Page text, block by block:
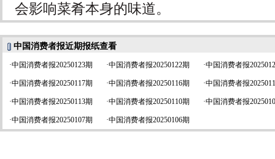
会影响菜肴本身的味道。
中国消费者报近期报纸查看
·中国消费者报20250123期 ·中国消费者报20250122期 ·中国消费者报
·中国消费者报20250117期 ·中国消费者报20250116期 ·中国消费者报
·中国消费者报20250113期 ·中国消费者报20250110期 ·中国消费者报
·中国消费者报20250107期 ·中国消费者报20250106期